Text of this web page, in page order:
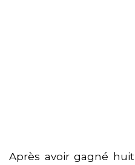
Après avoir gagné